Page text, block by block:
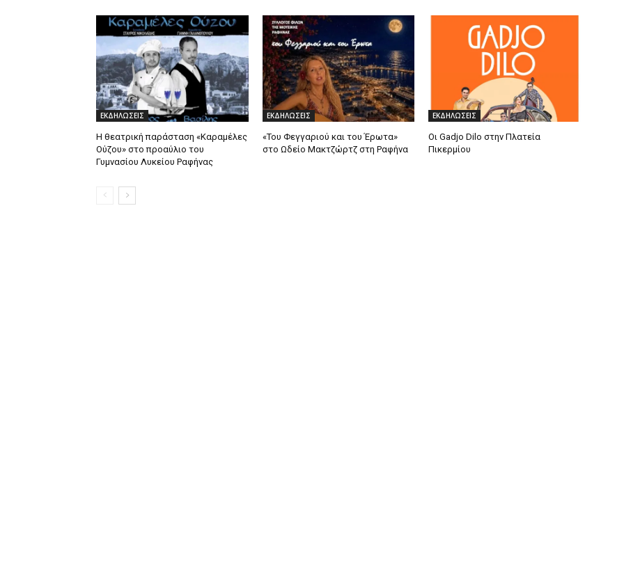
ΕΚΔΗΛΩΣΕΙΣ
Η θεατρική παράσταση «Καραμέλες
Ούζου» στο προαύλιο του
Γυμνασίου Λυκείου Ραφήνας
ΕΚΔΗΛΩΣΕΙΣ
«Του Φεγγαριού και του Έρωτα»
στο Ωδείο Μακτζώρτζ στη Ραφήνα
ΕΚΔΗΛΩΣΕΙΣ
Οι Gadjo Dilo στην Πλατεία
Πικερμίου